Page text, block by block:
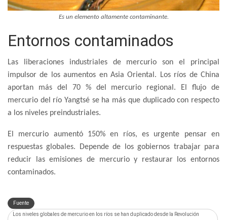
Es un elemento altamente contaminante.
Entornos contaminados
Las liberaciones industriales de mercurio son el principal
impulsor de los aumentos en Asia Oriental. Los ríos de China
aportan más del 70 % del mercurio regional. El flujo de
mercurio del río Yangtsé se ha más que duplicado con respecto
a los niveles preindustriales.
El mercurio aumentó 150% en ríos, es urgente pensar en
respuestas globales. Depende de los gobiernos trabajar para
reducir las emisiones de mercurio y restaurar los entornos
contaminados.
Fuente
Los niveles globales de mercurio en los ríos se han duplicado desde la Revolución